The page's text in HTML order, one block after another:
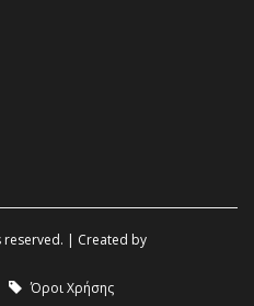
reserved. | Created by
Όροι Χρήσης